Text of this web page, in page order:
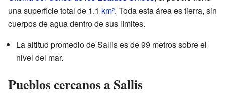
una superficie total de 1.1 km². Toda esta área es tierra, sin
cuerpos de agua dentro de sus límites.
La altitud promedio de Sallis es de 99 metros sobre el
nivel del mar.
Pueblos cercanos a Sallis